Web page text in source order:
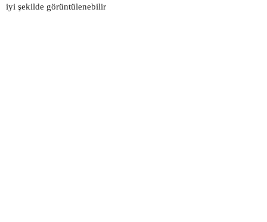
iyi şekilde görüntülenebilir